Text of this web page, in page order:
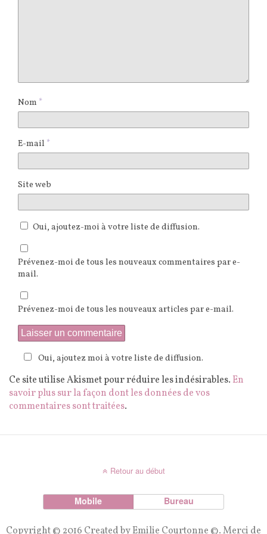
Nom *
E-mail *
Site web
Oui, ajoutez-moi à votre liste de diffusion.
Prévenez-moi de tous les nouveaux commentaires par e-
mail.
Prévenez-moi de tous les nouveaux articles par e-mail.
Oui, ajoutez moi à votre liste de diffusion.
Ce site utilise Akismet pour réduire les indésirables. En
savoir plus sur la façon dont les données de vos
commentaires sont traitées.
Retour au début
Mobile Bureau
Copyright © 2016 Created by Emilie Courtonne ©. Merci de